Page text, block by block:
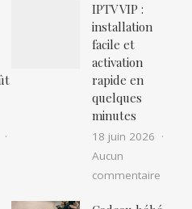
sur Location camping car pas cher :
IPTV VIP :
installation
facile et
activation
rapide en
quelques
minutes
18 juin 2026
Aucun
commentaire